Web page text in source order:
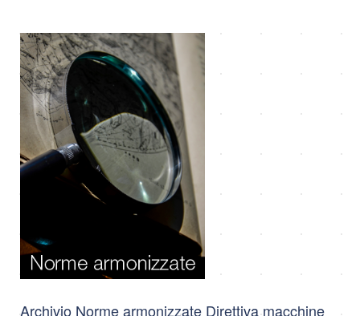
Archivio Norme armonizzate Direttiva macchine